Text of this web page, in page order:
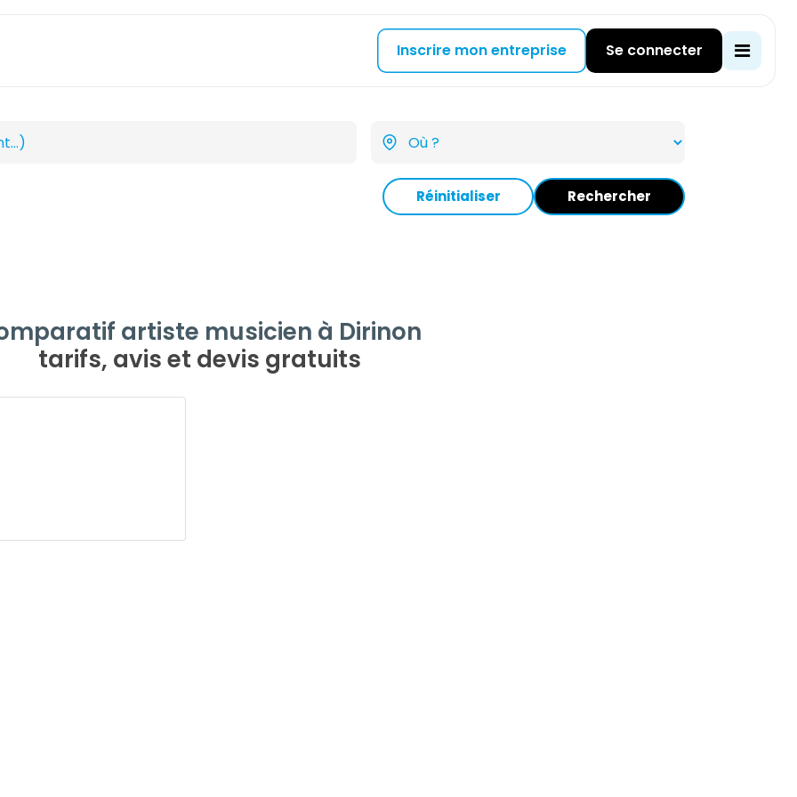
Inscrire mon entreprise Se connecter
Réinitialiser Rechercher
artiste musicien à Dirinon
tarifs, avis et devis gratuits